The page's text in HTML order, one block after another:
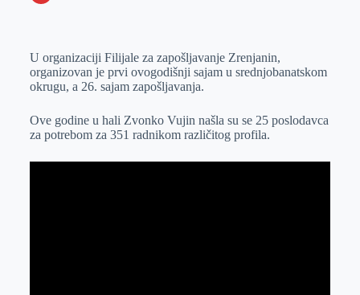
e
r
I
n
s
A
p
a
i
U organizaciji Filijale za zapošljavanje Zrenjanin,
organizovan je prvi ovogodišnji sajam u srednjobanatskom
okrugu, a 26. sajam zapošljavanja.
Ove godine u hali Zvonko Vujin našla su se 25 poslodavca
za potrebom za 351 radnikom različitog profila.